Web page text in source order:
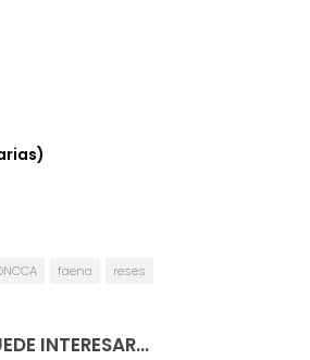
faena reses
INTERESAR...